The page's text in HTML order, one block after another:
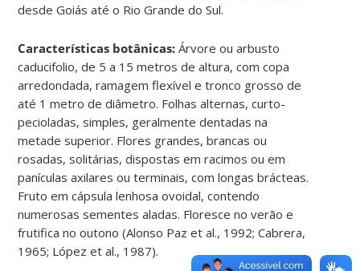
desde Goiás até o Rio Grande do Sul.
Características botânicas:Árvore ou arbusto
caducifolio, de 5 a 15 metros de altura, com copa
arredondada, ramagem flexível e tronco grosso de
até 1 metro de diâmetro. Folhas alternas, curto-
pecioladas, simples, geralmente dentadas na
metade superior. Flores grandes, brancas ou
rosadas, solitárias, dispostas em racimos ou em
panículas axilares ou terminais, com longas brácteas.
Fruto em cápsula lenhosa ovoidal, contendo
numerosas sementes aladas. Floresce no verão e
frutifica no outono (Alonso Paz et al., 1992; Cabrera,
1965; López et al., 1987).